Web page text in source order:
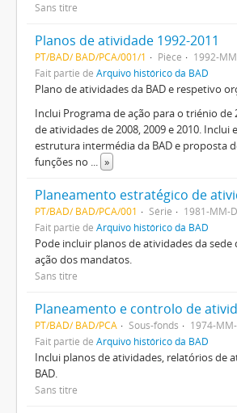
Sans titre
Planos de atividade 1992-2011
PT/BAD/ BAD/PCA/001/1 Pièce
1992-
Fait partie de Arquivo histórico da BAD
Plano de atividades da BAD e respetivo
Inclui Programa de ação para o triénio de
de atividades de 2008, 2009 e 2010. Inclui
estrutura intermédia da BAD e proposta
funções no ... »
Planeamento estratégico de
PT/BAD/ BAD/PCA/001 Série
1981-MM-
Fait partie de Arquivo histórico da BAD
Pode incluir planos de atividades da sede
ação dos mandatos.
Sans titre
Planeamento e controlo de
PT/BAD/ BAD/PCA Sous-fonds
1974-
Fait partie de Arquivo histórico da BAD
Inclui planos de atividades, relatórios de
BAD.
Sans titre